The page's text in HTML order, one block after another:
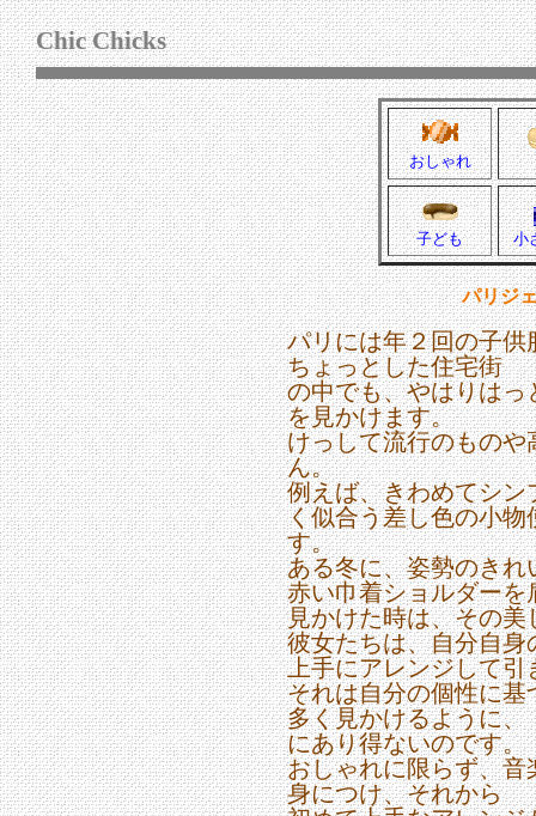
Chic Chicks
おしゃれ
子ども 小
パリジ
パリには年２回の子
ちょっとした住宅街
の中でも、やはりは
を見かけます。
けっして流行のもの
ん。
例えば、きわめてシ
く似合う差し色の小
す。
ある冬に、姿勢のき
赤い巾着ショルダー
見かけた時は、その
彼女たちは、自分自
上手にアレンジして
それは自分の個性に
多く見かけるように
にあり得ないのです。
おしゃれに限らず、
身につけ、それから